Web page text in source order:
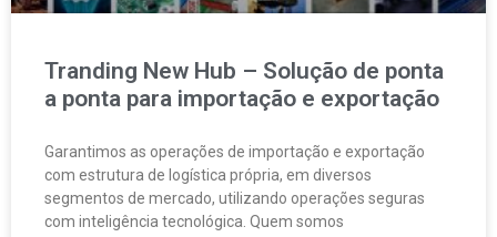
Tranding New Hub – Solução de ponta
a ponta para importação e exportação
Garantimos as operações de importação e exportação
com estrutura de logística própria, em diversos
segmentos de mercado, utilizando operações seguras
com inteligência tecnológica. Quem somos